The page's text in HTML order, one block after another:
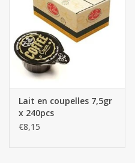
Lait en coupelles 7,5gr
x 240pcs
€8,15